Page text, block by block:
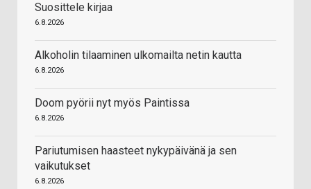
Suosittele kirjaa
6.8.2026
Alkoholin tilaaminen ulkomailta netin kautta
6.8.2026
Doom pyörii nyt myös Paintissa
6.8.2026
Pariutumisen haasteet nykypäivänä ja sen
vaikutukset
6.8.2026